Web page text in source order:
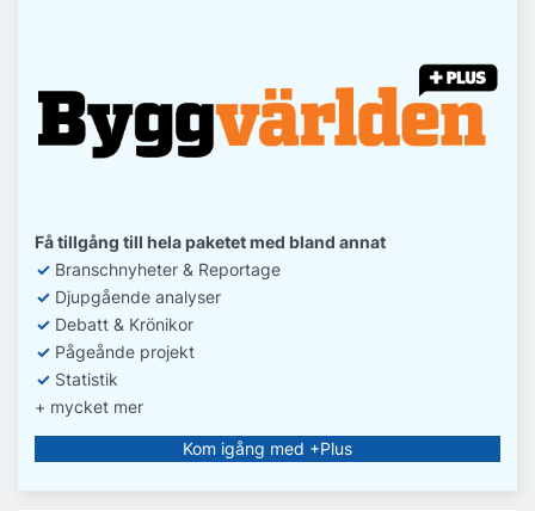
Få tillgång till hela paketet med bland annat
✓ Branschnyheter & Reportage
✓ Djupgående analyser
✓ Debatt & Krönikor
✓ Pågeånde projekt
✓ Statistik
+ mycket mer
Kom igång med +Plus